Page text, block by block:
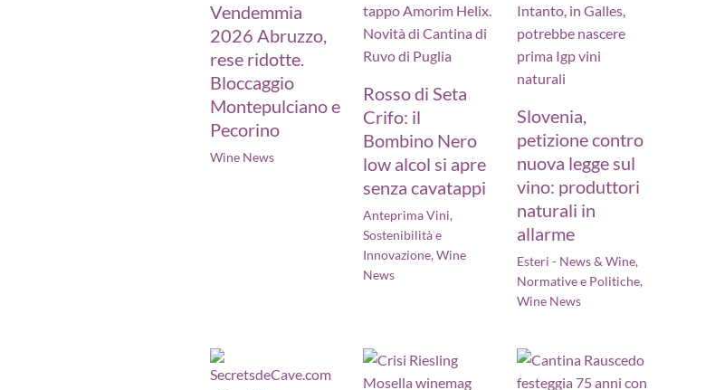
Vendemmia
2026 Abruzzo,
rese ridotte.
Bloccaggio
Montepulciano e
Pecorino
Wine News
Rosso di Seta
Crifo: il
Bombino Nero
low alcol si apre
senza cavatappi
Anteprima Vini,
Sostenibilità e
Innovazione,Wine
News
Slovenia,
petizione contro
nuova legge sul
vino: produttori
naturali in
allarme
Esteri - News & Wine,
Normative e Politiche,
Wine News